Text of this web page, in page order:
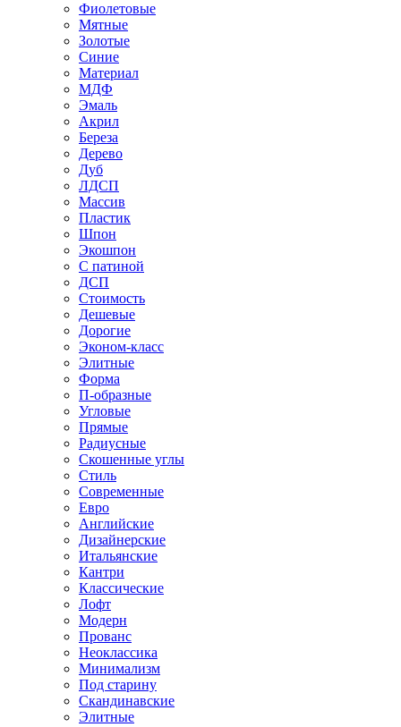
Фиолетовые
Мятные
Золотые
Синие
Материал
МДФ
Эмаль
Акрил
Береза
Дерево
Дуб
ЛДСП
Массив
Пластик
Шпон
Экошпон
С патиной
ДСП
Стоимость
Дешевые
Дорогие
Эконом-класс
Элитные
Форма
П-образные
Угловые
Прямые
Радиусные
Скошенные углы
Стиль
Современные
Евро
Английские
Дизайнерские
Итальянские
Кантри
Классические
Лофт
Модерн
Прованс
Неоклассика
Минимализм
Под старину
Скандинавские
Элитные